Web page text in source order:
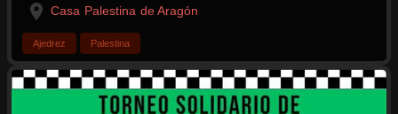
Casa Palestina de Aragón
Ajedrez Palestina